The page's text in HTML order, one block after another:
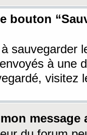
bouton
sauvegarder
à une
visitez
message